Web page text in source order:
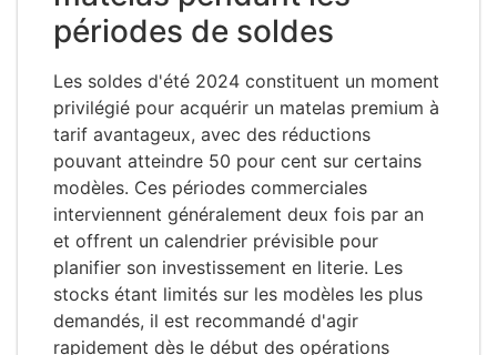
périodes de soldes
Les soldes d'été 2024 constituent un moment
privilégié pour acquérir un matelas premium à
tarif avantageux, avec des réductions
pouvant atteindre 50 pour cent sur certains
modèles. Ces périodes commerciales
interviennent généralement deux fois par an
et offrent un calendrier prévisible pour
planifier son investissement en literie. Les
stocks étant limités sur les modèles les plus
demandés, il est recommandé d'agir
rapidement dès le début des opérations